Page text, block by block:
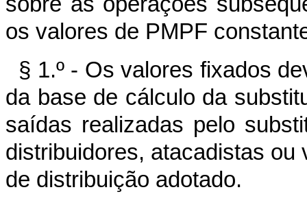
os valores de PMPF
§ 1.º - Os valores fixados
da base de cálculo da
saídas realizadas pelo
distribuidores, atacadistas
de distribuição adotado.